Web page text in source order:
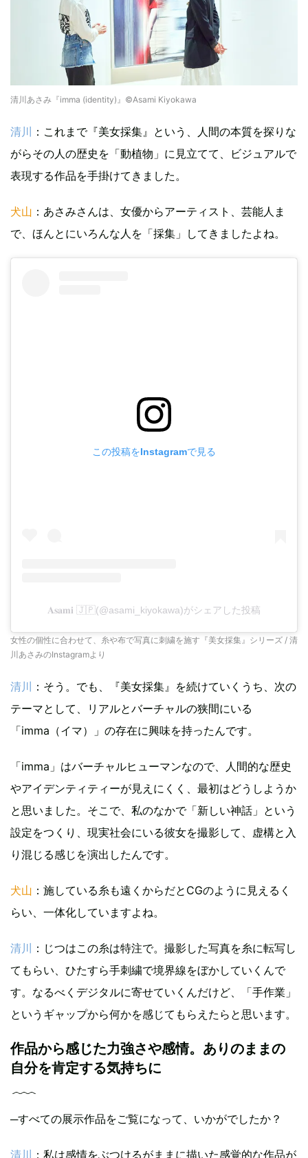
清川あさみ『imma (identity)』©️Asami Kiyokawa
清川 ：これまで『美女採集』という、人間の本質を探りな
がらその人の歴史を「動植物」に見立てて、ビジュアルで
表現する作品を手掛けてきました。
犬山 ：あさみさんは、女優からアーティスト、芸能人ま
で、ほんとにいろんな人を「採集」してきましたよね。
この投稿をInstagramで見る
𝐀𝐬𝐚𝐦𝐢 🇯🇵(@asami_kiyokawa)がシェアした投稿
女性の個性に合わせて、糸や布で写真に刺繍を施す『美女採集』シリーズ / 清
川あさみのInstagramより
清川
：そう。でも、『美女採集』を続けていくうち、次の
テーマとして、リアルとバーチャルの狭間にいる
「imma（イマ）」の存在に興味を持ったんです。
「imma」はバーチャルヒューマンなので、人間的な歴史
やアイデンティティーが見えにくく、最初はどうしようか
と思いました。そこで、私のなかで「新しい神話」という
設定をつくり、現実社会にいる彼女を撮影して、虚構と入
り混じる感じを演出したんです。
犬山 ：施している糸も遠くからだとCGのように見えるく
らい、一体化していますよね。
清川
：じつはこの糸は特注で。撮影した写真を糸に転写し
てもらい、ひたすら手刺繍で境界線をぼかしていくんで
す。なるべくデジタルに寄せていくんだけど、「手作業」
というギャップから何かを感じてもらえたらと思います。
作品から感じた力強さや感情。ありのままの
自分を肯定する気持ちに
─すべての展示作品をご覧になって、いかがでしたか？
清川 ：私は感情をぶつけるがままに描いた感覚的な作品が